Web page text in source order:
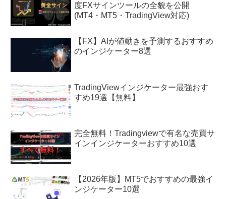
度FXサインツールの全貌を公開
(MT4・MT5・TradingView対応)
【FX】AIが値動きを予測するおすすめ
のインジケーター8選
TradingViewインジケーター最強おす
すめ19選【無料】
完全無料！Tradingviewで有名な売買サ
インインジケーターおすすめ10選
【2026年版】MT5でおすすめの最強イ
ンジケーター10選